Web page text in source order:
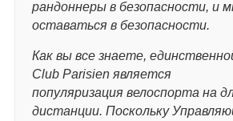
рандоннеры в безопасности, и
оставаться в безопасности.
Как вы все знаете,
Club Parisien является
популяризация велоспорта на
дистанции. Поскольку